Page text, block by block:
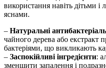
використання навіть дітьми
яснами.
– Натуральні
чайного дерева або екстракт
бактеріями, що викликають
– Заспокійливі інгредієнти:
зменшити запалення і